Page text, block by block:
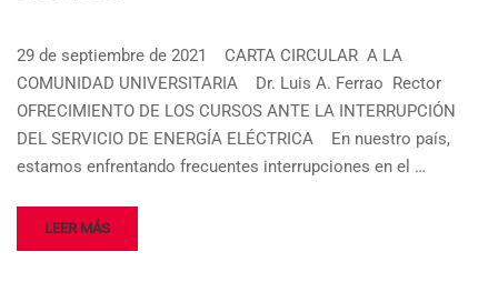
29 de septiembre de 2021 CARTA CIRCULAR A LA
COMUNIDAD UNIVERSITARIA Dr. Luis A. Ferrao Rector
OFRECIMIENTO DE LOS CURSOS ANTE LA INTERRUPCIÓN
DEL SERVICIO DE ENERGÍA ELÉCTRICA En nuestro país,
estamos enfrentando frecuentes interrupciones en el …
LEER MÁS